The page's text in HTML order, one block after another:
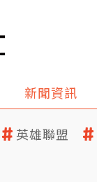
新聞資訊
英雄聯盟